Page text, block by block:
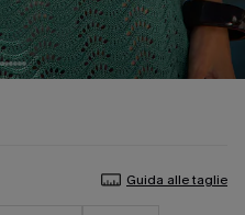
Guida alle taglie